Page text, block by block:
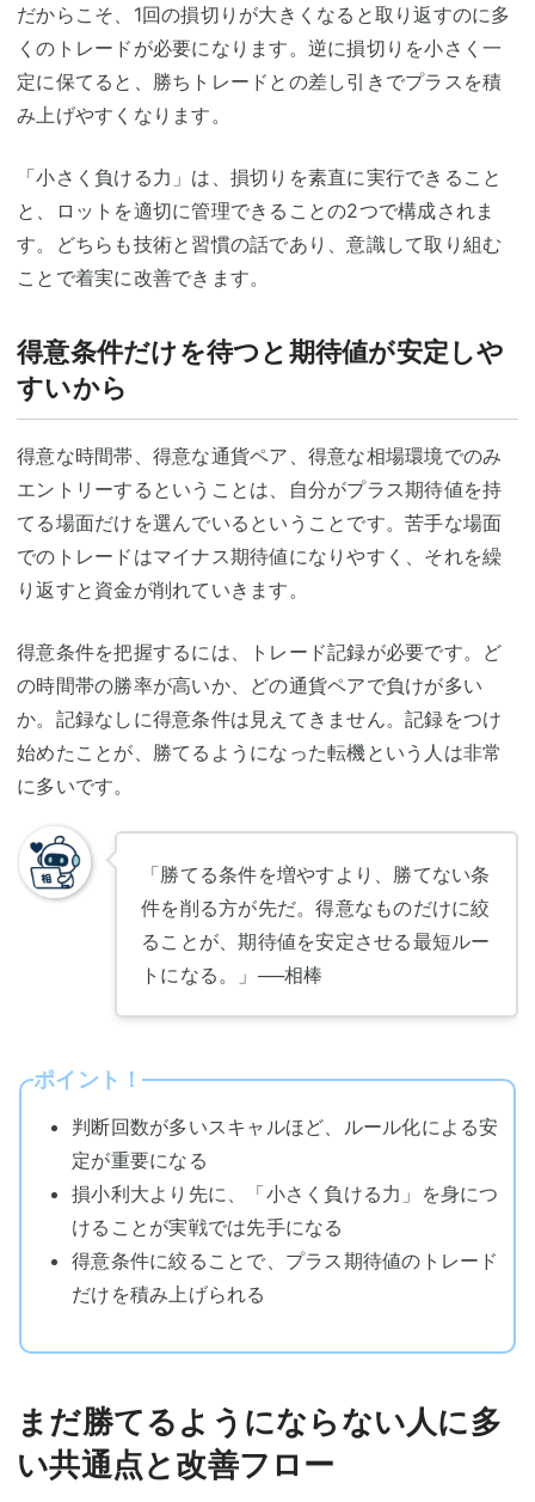
だからこそ、1回の損切りが大きくなると取り返すのに多
くのトレードが必要になります。逆に損切りを小さく一
定に保てると、勝ちトレードとの差し引きでプラスを積
み上げやすくなります。
「小さく負ける力」は、損切りを素直に実行できること
と、ロットを適切に管理できることの2つで構成されま
す。どちらも技術と習慣の話であり、意識して取り組む
ことで着実に改善できます。
得意条件だけを待つと期待値が安定しや
すいから
得意な時間帯、得意な通貨ペア、得意な相場環境でのみ
エントリーするということは、自分がプラス期待値を持
てる場面だけを選んでいるということです。苦手な場面
でのトレードはマイナス期待値になりやすく、それを繰
り返すと資金が削れていきます。
得意条件を把握するには、トレード記録が必要です。ど
の時間帯の勝率が高いか、どの通貨ペアで負けが多い
か。記録なしに得意条件は見えてきません。記録をつけ
始めたことが、勝てるようになった転機という人は非常
に多いです。
「勝てる条件を増やすより、勝てない条
件を削る方が先だ。得意なものだけに絞
ることが、期待値を安定させる最短ルー
トになる。」 ──相棒
ポイント！
判断回数が多いスキャルほど、ルール化による安
定が重要になる
損小利大より先に、「小さく負ける力」を身につ
けることが実戦では先手になる
得意条件に絞ることで、プラス期待値のトレード
だけを積み上げられる
まだ勝てるようにならない人に多
い共通点と改善フロー